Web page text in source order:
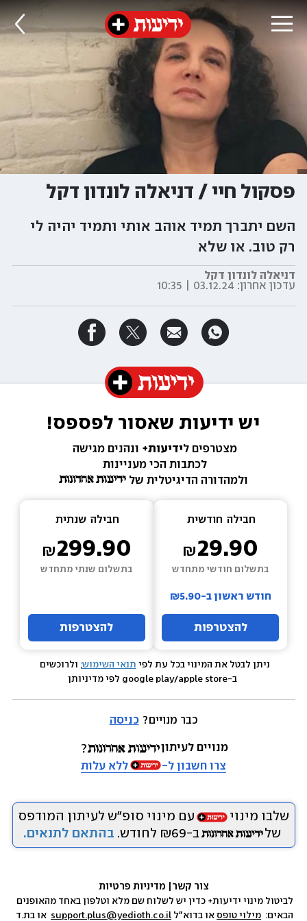
פסקול חיי / דניאלה לונדון דקל
השם יתברך תמיד אוהב אותי ותמיד יהיה לי
רק טוב. או שלא
דניאלה לונדון דקל
עדכון אחרון: 03.12.24 | 10:35
יש ידיעות שאסור לפספס!
מצטרפים לידיעות+ ונהנים מגישה
לכתבות הכי מעניינות
ולמהדורה הדיגיטלית של
חבילה חודשית
29.90
בתשלום חודשי מתחדש
חודש ראשון ב-₪5.90
להצטרפות
חבילה שנתית
299.90
בתשלום שנתי מתחדש
להצטרפות
ניתן לבטל את המינוי בכל עת לפי תנאי השימוש; ולרוכשים
כבר מנויים? כניסה
מנויים לעיתון
צרו חשבון ל-
ללא עלות
שלבו מינוי
עם מינוי סופ״ש לעיתון המודפס
של
ב-₪69 לחודש. בהתאם לתנאים.
צור קשר
הבאים: מילוי טופס או בדוא״ל support.plus@yedioth.co.il